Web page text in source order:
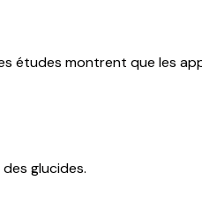
études montrent que les
glucides.